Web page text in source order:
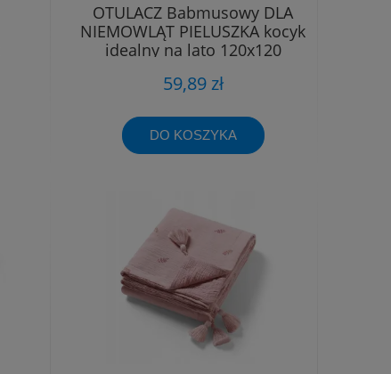
OTULACZ Babmusowy DLA
NIEMOWLĄT PIELUSZKA kocyk
idealny na lato 120x120
59,89 zł
DO KOSZYKA